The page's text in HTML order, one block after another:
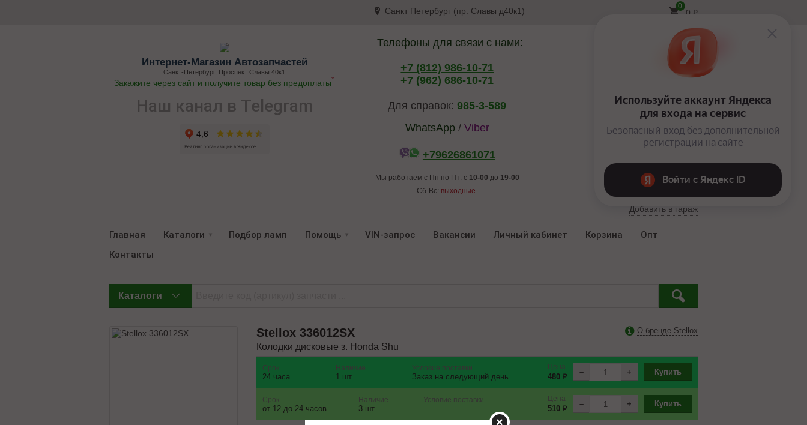
Санкт Петербург (пр. Славы д40к1) 0
0 ₽
Интернет-Магазин Автозапчастей
Санкт-Петербург, Проспект Славы 40к1
Закажите через сайт и получите товар без предоплаты*
Наш канал в Telegram
Вход
Телефоны для связи с нами:
+7 (812) 986-10-71
+7 (962) 686-10-71
Для справок:985-3-589
WhatsApp / Viber
+79626861071
Мы работаем с Пн по Пт: с 10-00 до 19-00
Сб-Вс: выходные.
Добавить в гараж
Главная Каталоги Подбор ламп Помощь VIN-запрос Вакансии Личный кабинет Корзина
Опт
Контакты
Каталоги
О бренде Stellox
Stellox 336012SX
Колодки дисковые з. Honda Shu
Срок
24 часа
Наличие
1 шт.
Условие поставки
Заказ на следующий день
Цена
480 ₽
– + Купить
Срок
от 12 до 24 часов
Наличие
3 шт.
Условие поставки Цена
510 ₽
– + Купить